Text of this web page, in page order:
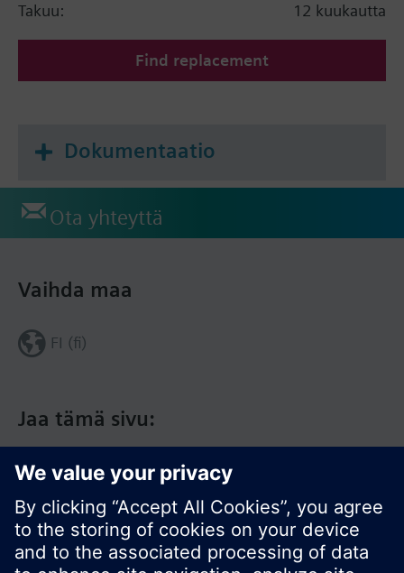
Takuu:
12 kuukautta
Find replacement
Dokumentaatio
Ota yhteyttä
Jaa tämä sivu:
Vaihda maa
FI (fi)